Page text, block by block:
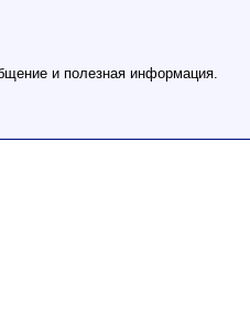
и полезная информация.